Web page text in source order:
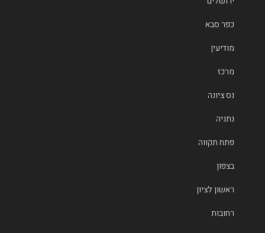
כפר סבא
מודיעין
מרכז
נס ציונה
נתניה
פתח תקווה
בצפון
ראשון לציון
רחובות